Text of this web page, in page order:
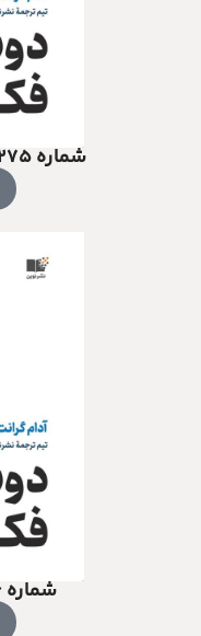
شماره ۲۷۵: به وقت خودشناسی
شماره ۲۶۶: بینش کلاغ‌ها